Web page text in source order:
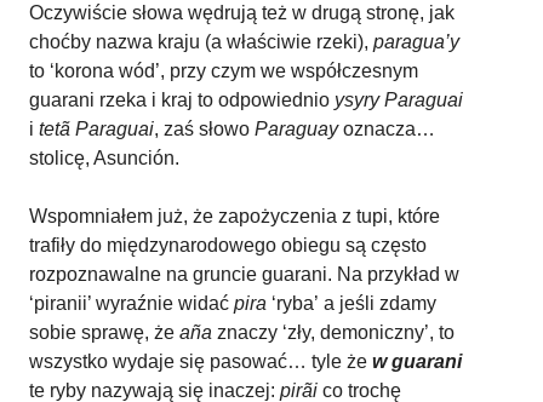
Oczywiście słowa wędrują też w drugą stronę, jak
choćby nazwa kraju (a właściwie rzeki), paragua’y
to ‘korona wód’, przy czym we współczesnym
guarani rzeka i kraj to odpowiednio ysyry Paraguai
i tetã Paraguai, zaś słowo Paraguayoznacza…
stolicę, Asunción.
Wspomniałem już, że zapożyczenia z tupi, które
trafiły do międzynarodowego obiegu są często
rozpoznawalne na gruncie guarani. Na przykład w
‘piranii’ wyraźnie widać pira ‘ryba’ a jeśli zdamy
sobie sprawę, że aña znaczy ‘zły, demoniczny’, to
wszystko wydaje się pasować… tyle że w guarani
te ryby nazywają się inaczej: pirãi co trochę